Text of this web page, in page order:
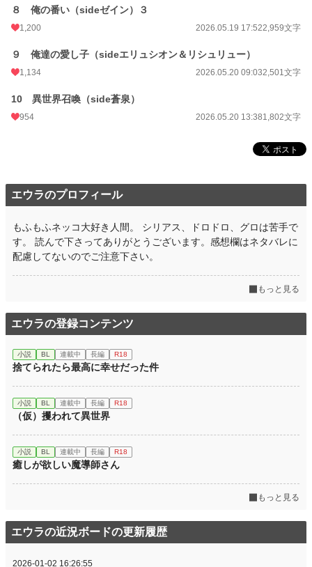
８ 俺の番い（sideゼイン）３
1,200 2026.05.19 17:522,959文字
９ 俺達の愛し子（sideエリュシオン＆リシュリュー）
1,134 2026.05.20 09:032,501文字
10 異世界召喚（side蒼泉）
954 2026.05.20 13:381,802文字
エウラのプロフィール
もふもふネッコ大好き人間。 シリアス、ドロドロ、グロは苦手で
す。 読んで下さってありがとうございます。感想欄はネタバレに
配慮してないのでご注意下さい。
もっと見る
エウラの登録コンテンツ
小説 BL 連載中 長編 R18
捨てられたら最高に幸せだった件
小説 BL 連載中 長編 R18
（仮）攫われて異世界
小説 BL 連載中 長編 R18
癒しが欲しい魔導師さん
もっと見る
エウラの近況ボードの更新履歴
2026-01-02 16:26:55